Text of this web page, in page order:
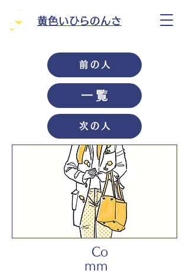
黄色いひらのんさ
前の人
一覧
次の人
Co
mm